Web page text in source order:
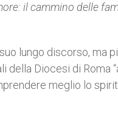
il cammino delle
lungo discorso, ma
Diocesi di Roma
meglio lo